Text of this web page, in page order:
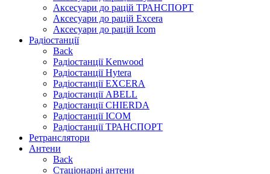
Аксесуари до рацій ТРАНСПОРТ
Аксесуари до рацій Excera
Аксесуари до рацій Icom
Радіостанції
Back
Радіостанції Kenwood
Радіостанції Hytera
Радіостанції EXCERA
Радіостанції ABELL
Радіостанції CHIERDA
Радіостанції ICOM
Радіостанції ТРАНСПОРТ
Ретранслятори
Антени
Back
Стаціонарні антени